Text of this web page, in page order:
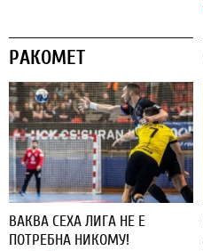
РАКОМЕТ
ВАКВА СЕХА ЛИГА НЕ Е
ПОТРЕБНА НИКОМУ!